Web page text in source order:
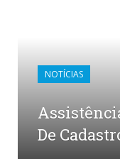
NOTÍCIAS
De